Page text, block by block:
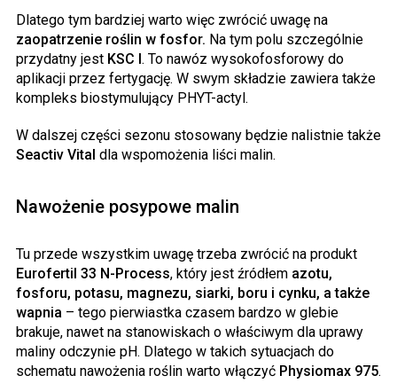
Dlatego tym bardziej warto więc zwrócić uwagę na
zaopatrzenie roślin w fosfor. Na tym polu szczególnie
przydatny jest KSC I . To nawóz wysokofosforowy do
aplikacji przez fertygację. W swym składzie zawiera także
kompleks biostymulujący PHYT-actyl.
W dalszej części sezonu stosowany będzie nalistnie także
Seactiv Vital dla wspomożenia liści malin.
Nawożenie posypowe malin
Tu przede wszystkim uwagę trzeba zwrócić na produkt
Eurofertil 33 N-Process, który jest źródłem azotu,
fosforu, potasu, magnezu, siarki, boru i cynku, a także
wapnia – tego pierwiastka czasem bardzo w glebie
brakuje, nawet na stanowiskach o właściwym dla uprawy
maliny odczynie pH. Dlatego w takich sytuacjach do
schematu nawożenia roślin warto włączyć Physiomax 975.